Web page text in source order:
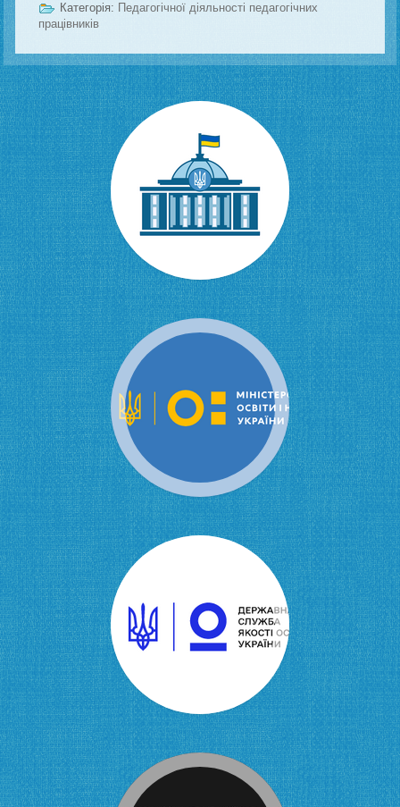
Категорія: Педагогічної діяльності педагогічних
працівників